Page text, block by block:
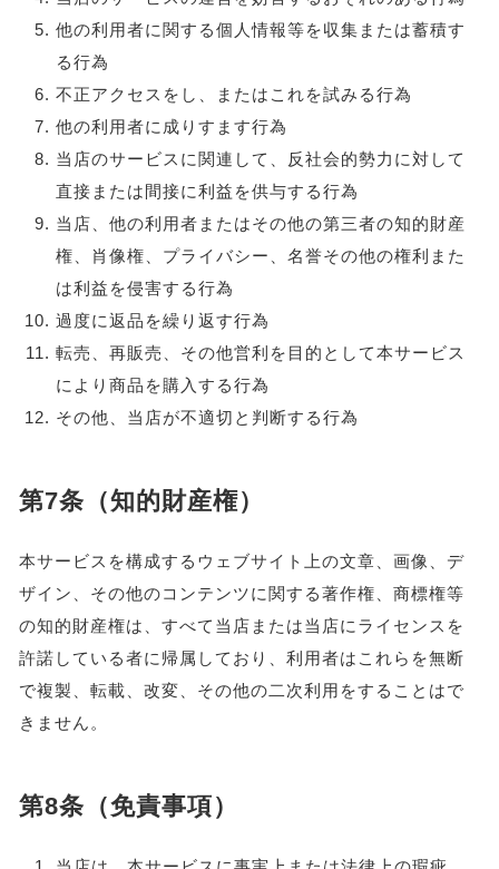
他の利用者に関する個人情報等を収集または蓄積す
る行為
不正アクセスをし、またはこれを試みる行為
他の利用者に成りすます行為
当店のサービスに関連して、反社会的勢力に対して
直接または間接に利益を供与する行為
当店、他の利用者またはその他の第三者の知的財産
権、肖像権、プライバシー、名誉その他の権利また
は利益を侵害する行為
過度に返品を繰り返す行為
転売、再販売、その他営利を目的として本サービス
により商品を購入する行為
その他、当店が不適切と判断する行為
第7条（知的財産権）
本サービスを構成するウェブサイト上の文章、画像、デ
ザイン、その他のコンテンツに関する著作権、商標権等
の知的財産権は、すべて当店または当店にライセンスを
許諾している者に帰属しており、利用者はこれらを無断
で複製、転載、改変、その他の二次利用をすることはで
きません。
第8条（免責事項）